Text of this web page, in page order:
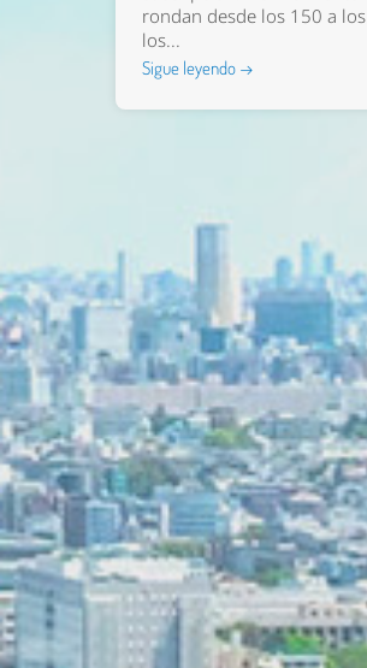
rondan desde los 150 a
los...
Sigue leyendo →